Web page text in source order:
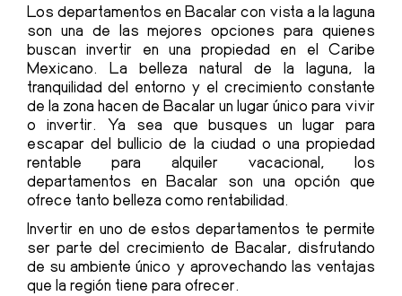
Los departamentos en Bacalar con vista a la laguna
son una de las mejores opciones para quienes
buscan invertir en una propiedad en el Caribe
Mexicano. La belleza natural de la laguna, la
tranquilidad del entorno y el crecimiento constante
de la zona hacen de Bacalar un lugar único para vivir
o invertir. Ya sea que busques un lugar para
escapar del bullicio de la ciudad o una propiedad
rentable para alquiler vacacional, los
departamentos en Bacalar son una opción que
ofrece tanto belleza como rentabilidad.
Invertir en uno de estos departamentos te permite
ser parte del crecimiento de Bacalar, disfrutando
de su ambiente único y aprovechando las ventajas
que la región tiene para ofrecer.